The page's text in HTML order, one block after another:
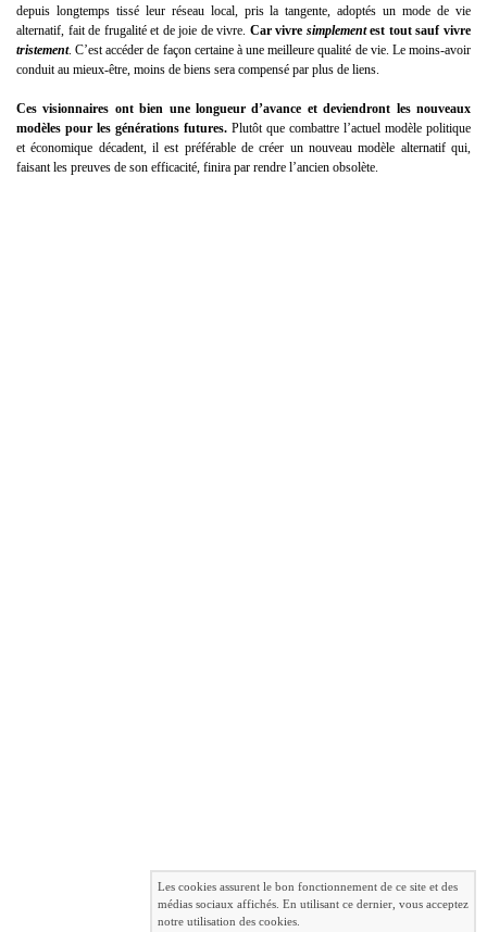
depuis longtemps tissé leur réseau local, pris la tangente, adoptés un mode de vie
alternatif, fait de frugalité et de joie de vivre. Car vivre simplementest tout sauf vivre
tristement. C’est accéder de façon certaine à une meilleure qualité de vie. Le moins-avoir
conduit au mieux-être, moins de biens sera compensé par plus de liens.
Ces visionnaires ont bien une longueur d’avance et deviendront les nouveaux
modèles pour les générations futures. Plutôt que combattre l’actuel modèle politique
et économique décadent, il est préférable de créer un nouveau modèle alternatif qui,
faisant les preuves de son efficacité, finira par rendre l’ancien obsolète.
Les cookies assurent le bon fonctionnement de ce site et des
médias sociaux affichés. En utilisant ce dernier, vous acceptez
notre utilisation des cookies.